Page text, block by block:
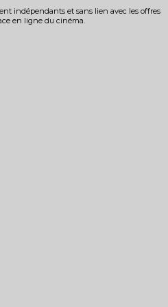
indépendants et sans lien avec les offres
en ligne du cinéma.